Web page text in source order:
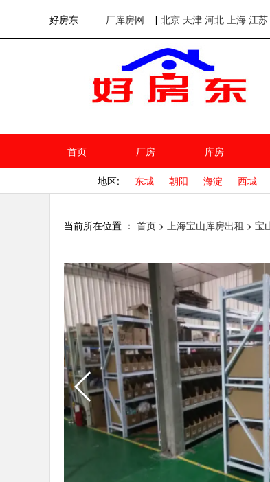
好房东 厂库房网 [ 北京 天津 河北 上海 江苏
欢迎访问好房东！网站首页
首页 厂房 库房
地区: 东城 朝阳 海淀 西城
当前所在位置 ： 首页 > 上海宝山库房出租 > 宝